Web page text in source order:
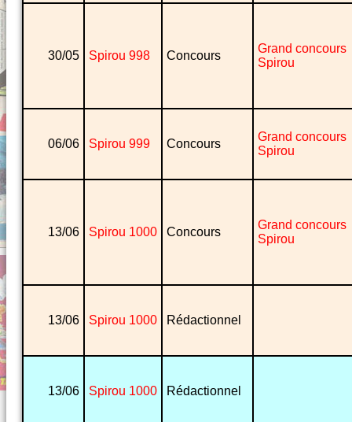
30/05 Spirou 998 Concours
Grand concours
Spirou
06/06 Spirou 999 Concours
Grand concours
Spirou
13/06 Spirou 1000 Concours
Grand concours
Spirou
13/06 Spirou 1000 Rédactionnel
13/06 Spirou 1000 Rédactionnel